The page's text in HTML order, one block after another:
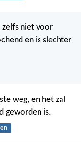
zelfs niet voor
en is slechter
weg, en het zal
geworden is.